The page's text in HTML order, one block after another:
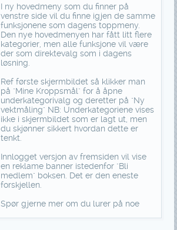
I ny hovedmeny som du finner på
venstre side vil du finne igjen de samme
funksjonene som dagens toppmeny.
Den nye hovedmenyen har fått litt flere
kategorier, men alle funksjone vil være
der som direktevalg som i dagens
løsning.
Ref første skjermbildet så klikker man
på "Mine Kroppsmål" for å åpne
underkategorivalg og deretter på "Ny
vektmåling" NB: Underkategoriene vises
ikke i skjermbildet som er lagt ut, men
du skjønner sikkert hvordan dette er
tenkt.
Innlogget versjon av fremsiden vil vise
en reklame banner istedenfor "Bli
medlem" boksen. Det er den eneste
forskjellen.
Spør gjerne mer om du lurer på noe